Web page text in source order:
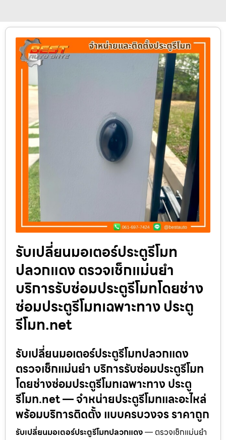
รับเปลี่ยนมอเตอร์ประตูรีโมท
ปลวกแดง ตรวจเช็กแม่นยำ
บริการรับซ่อมประตูรีโมทโดยช่าง
ซ่อมประตูรีโมทเฉพาะทาง ประตู
รีโมท.net
รับเปลี่ยนมอเตอร์ประตูรีโมทปลวกแดง
ตรวจเช็กแม่นยำ บริการรับซ่อมประตูรีโมท
โดยช่างซ่อมประตูรีโมทเฉพาะทาง ประตู
รีโมท.net — จำหน่ายประตูรีโมทและอะไหล่
พร้อมบริการติดตั้ง แบบครบวงจร ราคาถูก
รับเปลี่ยนมอเตอร์ประตูรีโมทปลวกแดง— ตรวจเช็กแม่นยำ